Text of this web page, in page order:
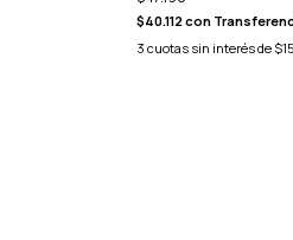
$40.112con
3 cuotas sin interés de